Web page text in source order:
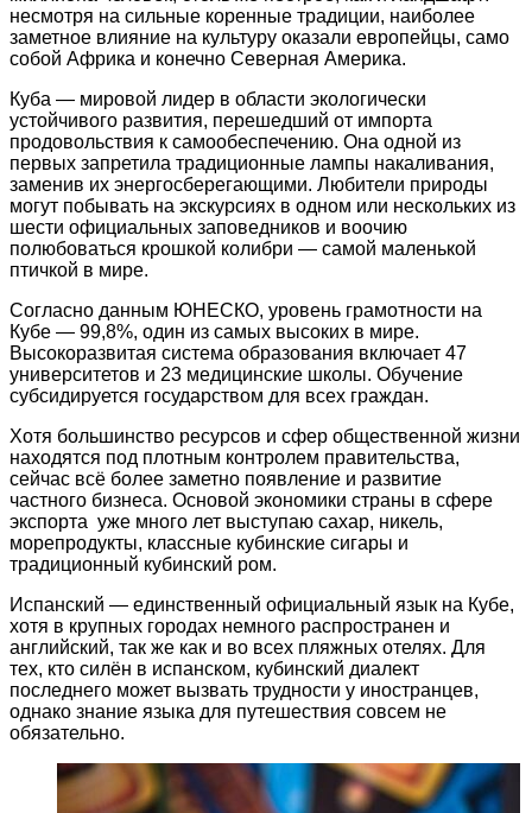
несмотря на сильные коренные традиции, наиболее
заметное влияние на культуру оказали европейцы, само
собой Африка и конечно Северная Америка.
Куба — мировой лидер в области экологически
устойчивого развития, перешедший от импорта
продовольствия к самообеспечению. Она одной из
первых запретила традиционные лампы накаливания,
заменив их энергосберегающими. Любители природы
могут побывать на экскурсиях в одном или нескольких из
шести официальных заповедников и воочию
полюбоваться крошкой колибри — самой маленькой
птичкой в мире.
Согласно данным ЮНЕСКО, уровень грамотности на
Кубе — 99,8%, один из самых высоких в мире.
Высокоразвитая система образования включает 47
университетов и 23 медицинские школы. Обучение
субсидируется государством для всех граждан.
Хотя большинство ресурсов и сфер общественной жизни
находятся под плотным контролем правительства,
сейчас всё более заметно появление и развитие
частного бизнеса. Основой экономики страны в сфере
экспорта уже много лет выступаю сахар, никель,
морепродукты, классные кубинские сигары и
традиционный кубинский ром.
Испанский — единственный официальный язык на Кубе,
хотя в крупных городах немного распространен и
английский, так же как и во всех пляжных отелях. Для
тех, кто силён в испанском, кубинский диалект
последнего может вызвать трудности у иностранцев,
однако знание языка для путешествия совсем не
обязательно.